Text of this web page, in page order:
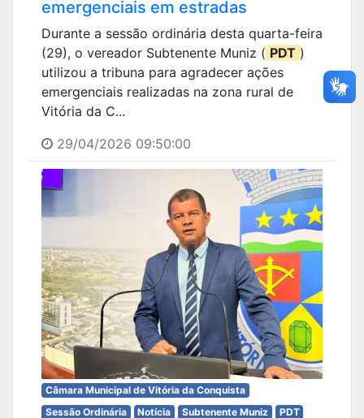
emergenciais em estradas
Durante a sessão ordinária desta quarta-feira
(29), o vereador Subtenente Muniz ( PDT )
utilizou a tribuna para agradecer ações
emergenciais realizadas na zona rural de
Vitória da C...
29/04/2026 09:50:00
Câmara Municipal de Vitória da Conquista
Sessão Ordinária
Notícia Subtenente Muniz PDT